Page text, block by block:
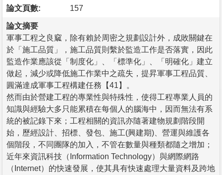
論文頁數: 157
論文摘要
軍事工程之良窳，除有賴於周密之規劃設計外，成敗關鍵在
於「施工品質」，施工品質則繫於監造工作是否落實，因此
監造作業應該從「制度化」、「標準化」、「明確化」建立
做起，減少或降低施工作業中之疏失，提昇軍事工程品質、
圓滿達成軍事工程構建任務【41】。
然而由於營建工程的專業性與特殊性，使得工程專業人員的
知識與經驗大多只能累積在每個人的腦海中，因而無法有系
統的被記錄下來；工程相關的資訊亦隨著建物規劃階段開
始，歷經設計、招標、發包、施工(興建期)、營運與維護各
個階段，不同團隊的加入，不管在數量與種類都隨之增加；
近年來資訊科技（Information Technology）與網際網路
（Internet）的快速發展，使其具有快速處理大量資料及跨地